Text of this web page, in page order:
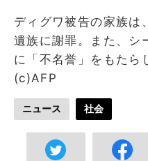
ディグワ被告の家族は
遺族に謝罪。また、シ
に「不名誉」をもたら
(c)AFP
ニュース 社会